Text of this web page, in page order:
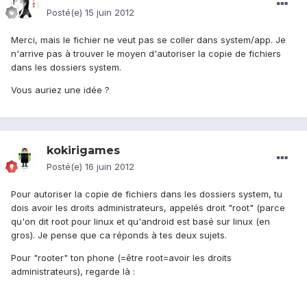
Posté(e) 15 juin 2012
Merci, mais le fichier ne veut pas se coller dans system/app. Je
n'arrive pas à trouver le moyen d'autoriser la copie de fichiers
dans les dossiers system.
Vous auriez une idée ?
kokirigames
Posté(e) 16 juin 2012
Pour autoriser la copie de fichiers dans les dossiers system, tu
dois avoir les droits administrateurs, appelés droit "root" (parce
qu'on dit root pour linux et qu'android est basé sur linux (en
gros). Je pense que ca réponds à tes deux sujets.
Pour "rooter" ton phone (=être root=avoir les droits
administrateurs), regarde là :